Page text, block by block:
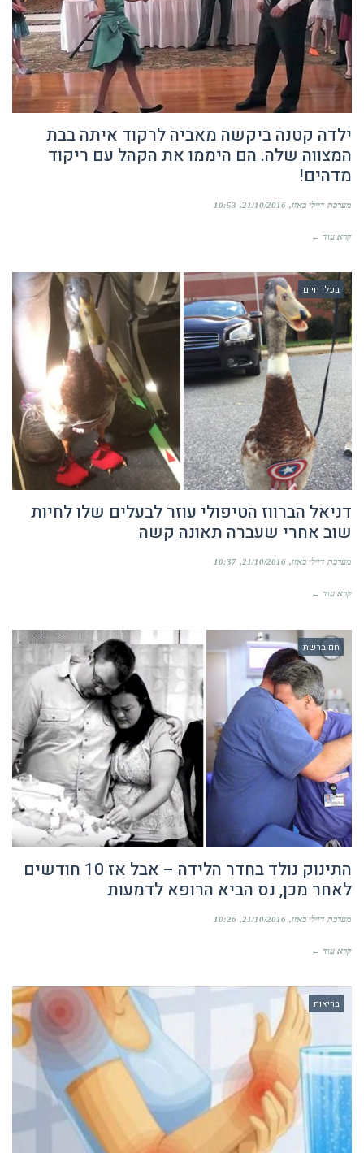
ילדה קטנה ביקשה מאביה לרקוד איתה בבת
המצווה שלה. הם היממו את הקהל עם ריקוד
מדהים!
מערכת דיילי באזז 21/10/2016
10:53
קרא עוד ←
בעלי חיים
דניאל הברווז הטיפולי עוזר לבעלים שלו לחיות
שוב אחרי שעברה תאונה קשה
מערכת דיילי באזז 21/10/2016
10:37
קרא עוד ←
חם ברשת
התינוק נולד בחדר הלידה – אבל אז 10 חודשים
לאחר מכן, נס הביא הרופא לדמעות
מערכת דיילי באזז 21/10/2016
10:26
קרא עוד ←
בריאות